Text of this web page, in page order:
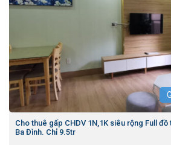
Cho thuê gấp CHDV 1N,1K siêu rộng Full đồ
Ba Đình. Chỉ 9.5tr